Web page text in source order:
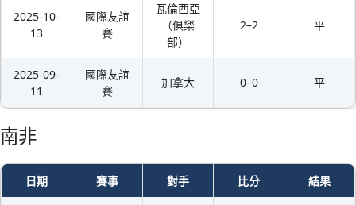
2025-10-
13
國際友誼
賽
瓦倫西亞
（俱樂
部）
2–2 平
2025-09-
11
國際友誼
賽
加拿大 0–0 平
南非
日期 賽事 對手 比分 結果